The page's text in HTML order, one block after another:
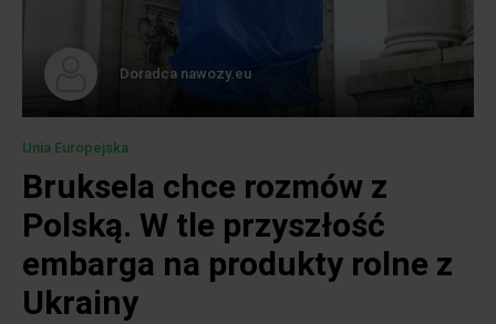
Doradca nawozy.eu
Unia Europejska
Bruksela chce rozmów z
Polską. W tle przyszłość
embarga na produkty rolne z
Ukrainy